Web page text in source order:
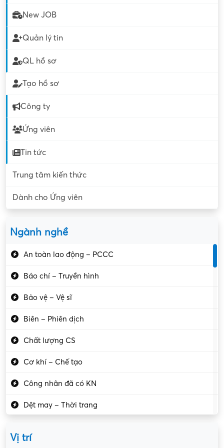
New JOB
Quản lý tin
QL hồ sơ
Tạo hồ sơ
Công ty
Ứng viên
Tin tức
Trung tâm kiến thức
Dành cho Ứng viên
Ngành nghề
An toàn lao động – PCCC
Báo chí – Truyền hình
Bảo vệ – Vệ sĩ
Biên – Phiên dịch
Chất lượng CS
Cơ khí – Chế tạo
Công nhân đã có KN
Dệt may – Thời trang
Vị trí